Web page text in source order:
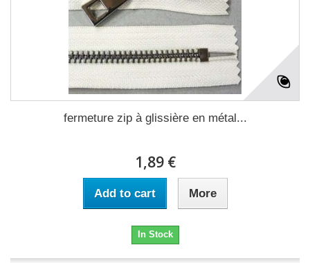
fermeture zip à glissière en métal...
1,89 €
Add to cart More
In Stock